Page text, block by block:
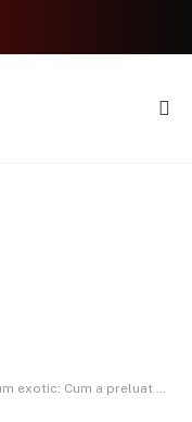
un business de top după studii la Cambridge